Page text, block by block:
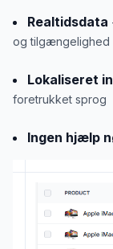
Realtidsdata
og tilgængelighed
Lokaliseret
foretrukket sprog
Ingen hjælp